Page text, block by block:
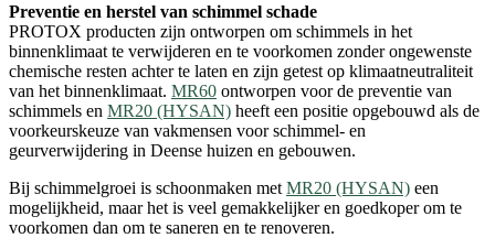
Preventie en herstel van schimmel schade
PROTOX producten zijn ontworpen om schimmels in het
binnenklimaat te verwijderen en te voorkomen zonder ongewenste
chemische resten achter te laten en zijn getest op klimaatneutraliteit
van het binnenklimaat. MR60 ontworpen voor de preventie van
schimmels en MR20 (HYSAN) heeft een positie opgebouwd als de
voorkeurskeuze van vakmensen voor schimmel- en
geurverwijdering in Deense huizen en gebouwen.
Bij schimmelgroei is schoonmaken met MR20 (HYSAN) een
mogelijkheid, maar het is veel gemakkelijker en goedkoper om te
voorkomen dan om te saneren en te renoveren.